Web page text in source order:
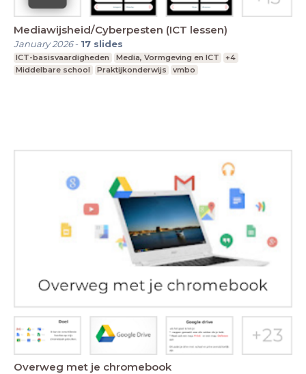
Mediawijsheid/Cyberpesten (ICT lessen)
January 2026- 17 slides
ICT-basisvaardigheden Media, Vormgeving en ICT
+4
Middelbare school
Praktijkonderwijs vmbo
Overweg met je chromebook